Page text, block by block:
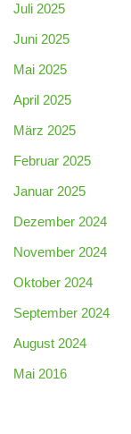
Juli 2025
Juni 2025
Mai 2025
April 2025
März 2025
Februar 2025
Januar 2025
Dezember 2024
November 2024
Oktober 2024
September 2024
August 2024
Mai 2016